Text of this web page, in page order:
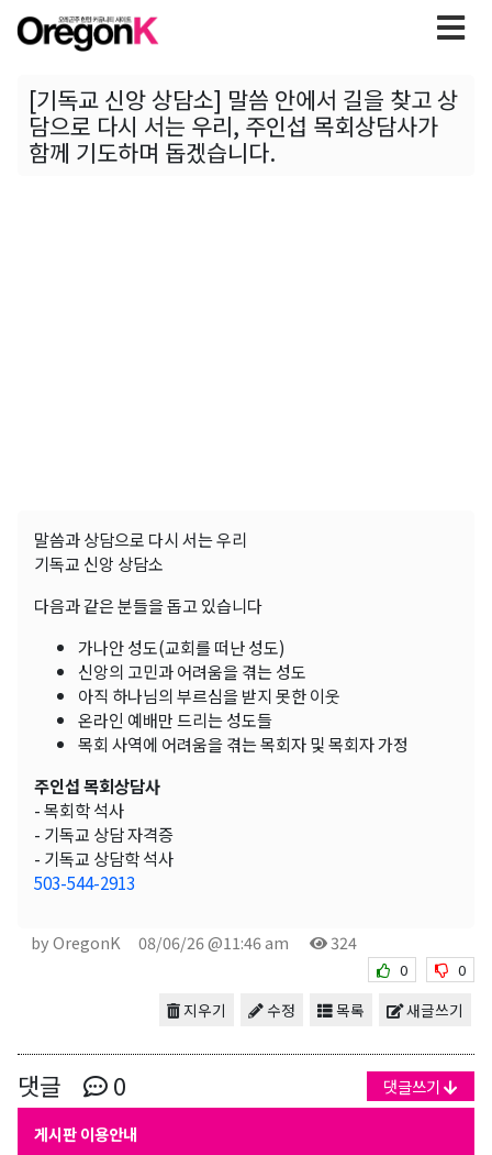
[기독교 신앙 상담소] 말씀 안에서 길을 찾고 상
담으로 다시 서는 우리, 주인섭 목회상담사가
함께 기도하며 돕겠습니다.
말씀과 상담으로 다시 서는 우리
기독교 신앙 상담소
다음과 같은 분들을 돕고 있습니다
가나안 성도(교회를 떠난 성도)
신앙의 고민과 어려움을 겪는 성도
아직 하나님의 부르심을 받지 못한 이웃
온라인 예배만 드리는 성도들
목회 사역에 어려움을 겪는 목회자 및 목회자 가정
주인섭 목회상담사
- 목회학 석사
- 기독교 상담 자격증
- 기독교 상담학 석사
503-544-2913
by OregonK 08/06/26 @11:46 am 324
0 0
새글쓰기
목록
수정
지우기
댓글 0 댓글쓰기
게시판 이용안내